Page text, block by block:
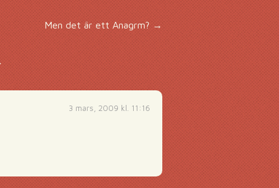
Men det är ett Anagrm?→
3 mars, 2009 kl. 11:16